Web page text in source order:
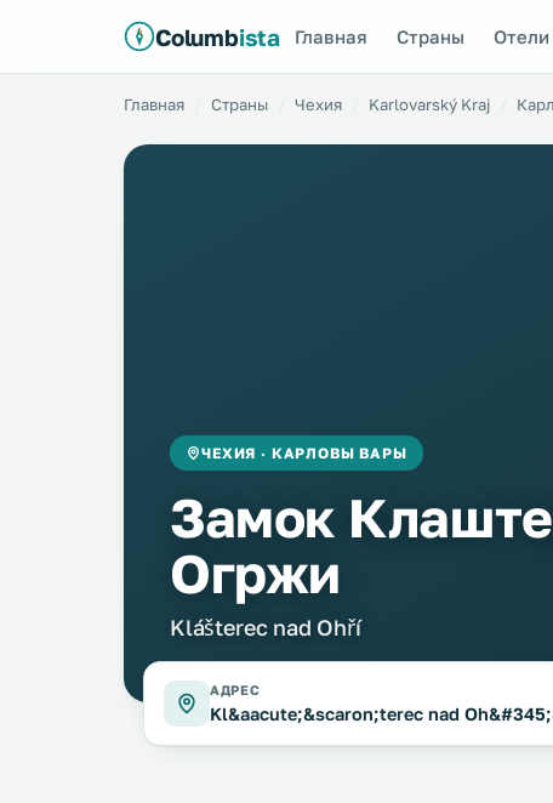
Columbista Главная Страны Отели
Главная Страны Чехия Karlovarský Kraj
ЧЕХИЯ · КАРЛОВЫ ВАРЫ
Замок
Огржи
Klášterec nad Ohří
АДРЕС
Kl&aacute;&scaron;terec nad